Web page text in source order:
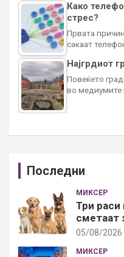
Како
стрес?
Првата
сакаат
Најгрдиот
Повеќето
во медиумите
Последни
МИКСЕР
Три раси
сметаат
05/08/2026
МИКСЕР